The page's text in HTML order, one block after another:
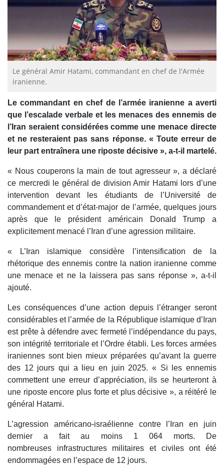
Le général Amir Hatami, commandant en chef de l'Armée
iranienne.
Le commandant en chef de l’armée iranienne a averti
que l’escalade verbale et les menaces des ennemis de
l’Iran seraient considérées comme une menace directe
et ne resteraient pas sans réponse. « Toute erreur de
leur part entraînera une riposte décisive », a-t-il martelé.
« Nous couperons la main de tout agresseur », a déclaré
ce mercredi le général de division Amir Hatami lors d’une
intervention devant les étudiants de l’Université de
commandement et d’état-major de l’armée, quelques jours
après que le président américain Donald Trump a
explicitement menacé l’Iran d’une agression militaire.
« L’Iran islamique considère l’intensification de la
rhétorique des ennemis contre la nation iranienne comme
une menace et ne la laissera pas sans réponse », a-t-il
ajouté.
Les conséquences d’une action depuis l’étranger seront
considérables et l’armée de la République islamique d’Iran
est prête à défendre avec fermeté l’indépendance du pays,
son intégrité territoriale et l’Ordre établi. Les forces armées
iraniennes sont bien mieux préparées qu’avant la guerre
des 12 jours qui a lieu en juin 2025. « Si les ennemis
commettent une erreur d’appréciation, ils se heurteront à
une riposte encore plus forte et plus décisive », a réitéré le
général Hatami.
L’agression américano-israélienne contre l’Iran en juin
dernier a fait au moins 1 064 morts. De
nombreuses infrastructures militaires et civiles ont été
endommagées en l’espace de 12 jours.